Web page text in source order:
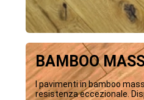
BAMBOO
I pavimenti in bamboo
resistenza eccezionale.